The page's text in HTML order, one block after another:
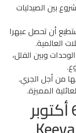
بين الصيدليات
أن تحصل عبهرا
العالمية.
وبين الفلل،
من أجل الجري.
المميزة.
مميزات كمبوند كيفا 6 أكتوبر